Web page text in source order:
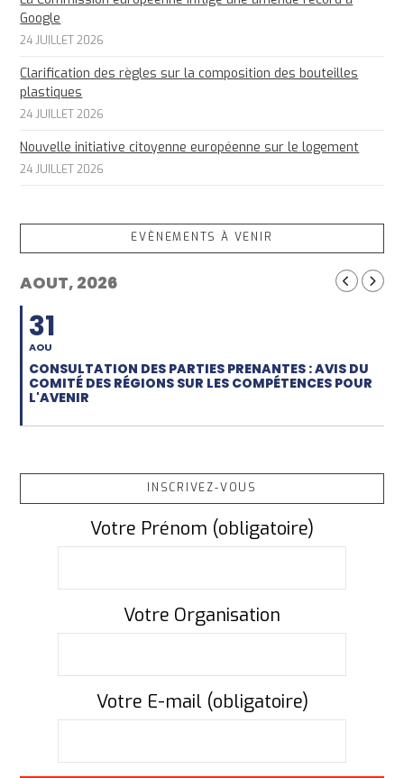
Google
24 JUILLET 2026
Clarification des règles sur la composition des bouteilles
plastiques
24 JUILLET 2026
Nouvelle initiative citoyenne européenne sur le logement
24 JUILLET 2026
EVÈNEMENTS À VENIR
AOUT, 2026
31
AOU
CONSULTATION DES PARTIES PRENANTES : AVIS DU
COMITÉ DES RÉGIONS SUR LES COMPÉTENCES POUR
L'AVENIR
INSCRIVEZ-VOUS
Votre Prénom (obligatoire)
Votre Organisation
Votre E-mail (obligatoire)